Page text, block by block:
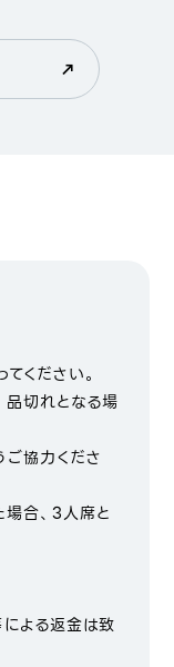
ください。
品切れとなる場
ご協力くださ
場合、3人席と
よる返金は致